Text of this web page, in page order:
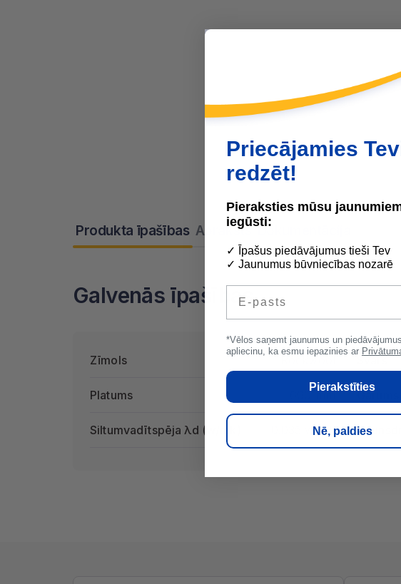
Produkta īpašības Apraksts Dokumentācija
Galvenās īpašības
Zīmols Rockwool Svars
Platums 600 mm Garums
Siltumvadītspēja λd (w/mk) 0.035 w/mk
Priecājamies
redzēt!
Pieraksties mūsu
iegūsti:
✓ Īpašus piedāvājumus tieši Tev
✓ Jaunumus būvniecības nozarē
*Vēlos saņemt jaunumus un
apliecinu, ka esmu iepazinies ar
Pierakstīties
Nē, paldies